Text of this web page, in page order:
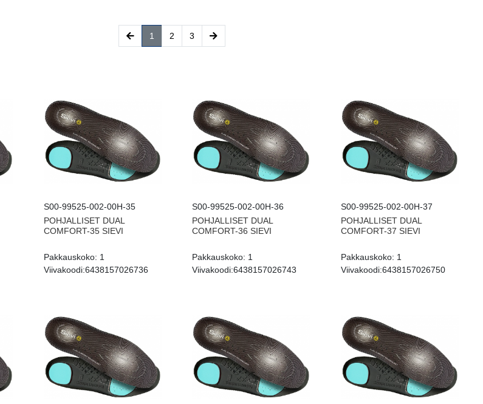
1 (current)
2 3
S00-99525-002-00H-35
POHJALLISET DUAL
COMFORT-35 SIEVI
Pakkauskoko: 1
Viivakoodi:6438157026736
S00-99525-002-00H-36
POHJALLISET DUAL
COMFORT-36 SIEVI
Pakkauskoko: 1
Viivakoodi:6438157026743
S00-99525-002-00H-37
POHJALLISET DUAL
COMFORT-37 SIEVI
Pakkauskoko: 1
Viivakoodi:6438157026750